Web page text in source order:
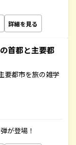
詳細を見る
首都と主要都
要都市を旅の雑学
が登場！